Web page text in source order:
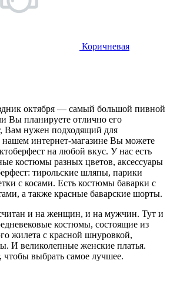
Коричневая
октября — самый большой пивной
Вы планируете отлично его
Вам нужен подходящий для
интернет-магазине Вы можете
на любой вкус. У нас есть
костюмы разных цветов, аксессуары
тирольские шляпы, парики
с косами. Есть костюмы баварки с
а также красные баварские шорты.
и на женщин, и на мужчин. Тут и
костюмы, состоящие из
жилета с красной шнуровкой,
И великолепные женские платья.
чтобы выбрать самое лучшее.